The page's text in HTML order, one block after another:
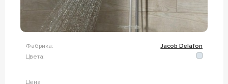
Фабрика:
Jacob Delafon
Цвета:
Цена